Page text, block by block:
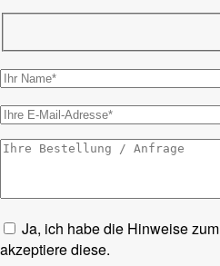
Ja, ich habe die Hinweise zum
akzeptiere diese.